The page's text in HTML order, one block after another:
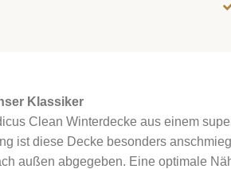
Klassiker
Clean Winterdecke aus einem
ist diese Decke besonders
außen abgegeben. Eine optimale